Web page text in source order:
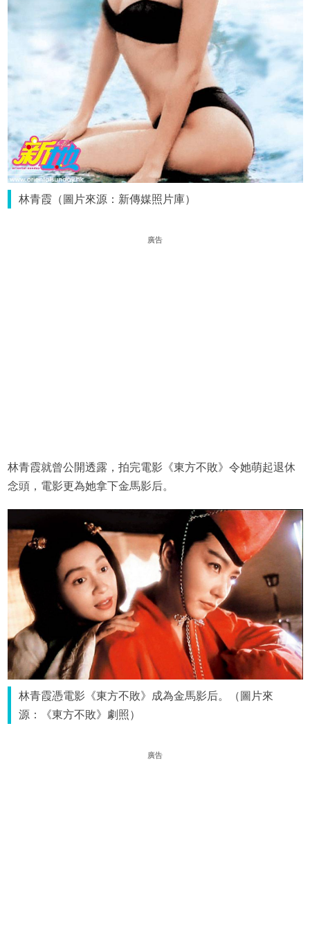
林青霞（圖片來源：新傳媒照片庫）
廣告
林青霞就曾公開透露，拍完電影《東方不敗》令她萌起退休
念頭，電影更為她拿下金馬影后。
林青霞憑電影《東方不敗》成為金馬影后。（圖片來
源：《東方不敗》劇照）
廣告